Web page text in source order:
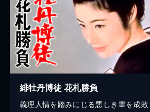
緋牡丹博徒 花札勝負
義理人情を踏みにじる悪しき輩を成